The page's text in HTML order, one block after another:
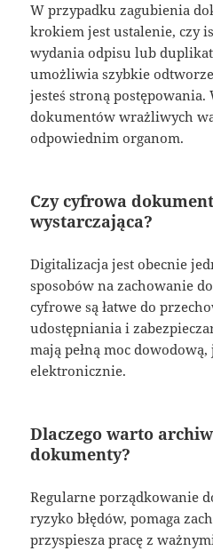
W przypadku zagubienia
krokiem jest ustalenie, czy
wydania odpisu lub
umożliwia szybkie
jesteś stroną postępowania.
dokumentów wrażliwych
odpowiednim organom.
Czy cyfrowa
wystarczająca?
Digitalizacja jest obecnie
sposobów na zachowanie
cyfrowe są łatwe do
udostępniania i
mają pełną moc
elektronicznie.
Dlaczego warto
dokumenty?
Regularne porządkowanie
ryzyko błędów, pomaga
przyspiesza pracę z